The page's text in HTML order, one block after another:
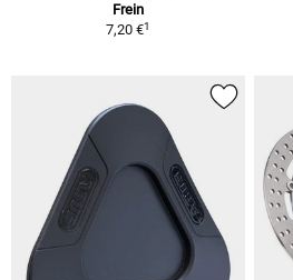
Frein
7,20 €1